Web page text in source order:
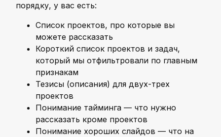
порядку, у вас есть:
Список проектов, про которые вы
можете рассказать
Короткий список проектов и задач,
который мы отфильтровали по главным
признакам
Тезисы (описания) для двух-трех
проектов
Понимание тайминга — что нужно
рассказать кроме проектов
Понимание хороших слайдов — что на